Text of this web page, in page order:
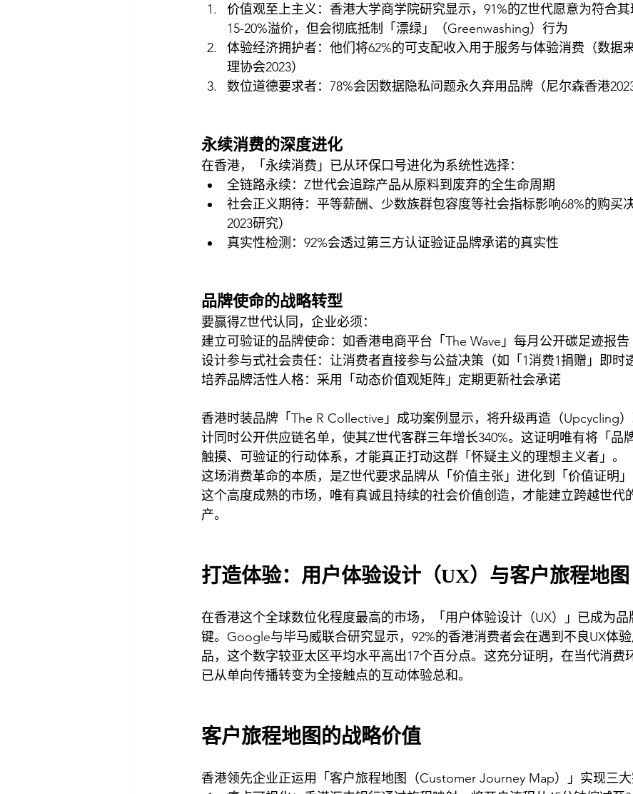
价值观至上主义：香港大学商学院研究显示，91%的Z世代愿意为符合
15-20%溢价，但会彻底抵制「漂绿」（Greenwashing）行为
体验经济拥护者：他们将62%的可支配收入用于服务与体验消费（数据
理协会2023）
数位道德要求者：78%会因数据隐私问题永久弃用品牌（尼尔森香港2023
永续消费的深度进化
在香港，「永续消费」已从环保口号进化为系统性选择：
全链路永续：Z世代会追踪产品从原料到废弃的全生命周期
社会正义期待：平等薪酬、少数族群包容度等社会指标影响68%的购买
2023研究）
真实性检测：92%会透过第三方认证验证品牌承诺的真实性
品牌使命的战略转型
要赢得Z世代认同，企业必须：
建立可验证的品牌使命：如香港电商平台「The Wave」每月公开碳足迹报告
设计参与式社会责任：让消费者直接参与公益决策（如「1消费1捐赠」即时
培养品牌活性人格：采用「动态价值观矩阵」定期更新社会承诺
香港时装品牌「The R Collective」成功案例显示，将升级再造（Upcycling
计同时公开供应链名单，使其Z世代客群三年增长340%。这证明唯有将「品
触摸、可验证的行动体系，才能真正打动这群「怀疑主义的理想主义者」。
这场消费革命的本质，是Z世代要求品牌从「价值主张」进化到「价值证明
这个高度成熟的市场，唯有真诚且持续的社会价值创造，才能建立跨越世代
产。
打造体验：用户体验设计（UX）与客户旅程地图
在香港这个全球数位化程度最高的市场，「用户体验设计（UX）」已成为
键。Google与毕马威联合研究显示，92%的香港消费者会在遇到不良UX体
品，这个数字较亚太区平均水平高出17个百分点。这充分证明，在当代消费
已从单向传播转变为全接触点的互动体验总和。
客户旅程地图的战略价值
香港领先企业正运用「客户旅程地图（Customer Journey Map）」实现三大